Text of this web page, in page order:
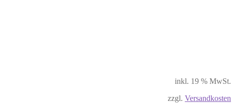
inkl. 19 % MwSt.
zzgl. Versandkosten